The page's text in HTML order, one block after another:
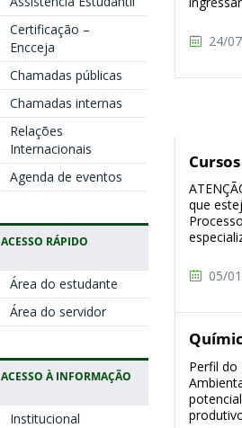
Certificação –
Encceja
Chamadas públicas
Chamadas internas
Relações
Internacionais
Agenda de eventos
ACESSO RÁPIDO
Área do estudante
Área do servidor
ACESSO À INFORMAÇÃO
Institucional
24/
Cursos
que
05/
Perfil do